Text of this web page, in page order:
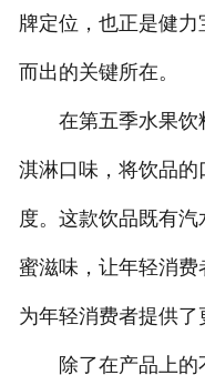
牌定位，也正是健
而出的关键所在。
在第五季水果饮
淇淋口味，将饮品
度。这款饮品既有
蜜滋味，让年轻消费
为年轻消费者提供了
除了在产品上的